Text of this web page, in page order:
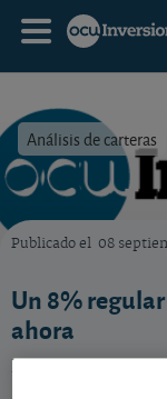
Análisis de carteras
Publicado el 08
Un 8%
ahora
Las carteras con